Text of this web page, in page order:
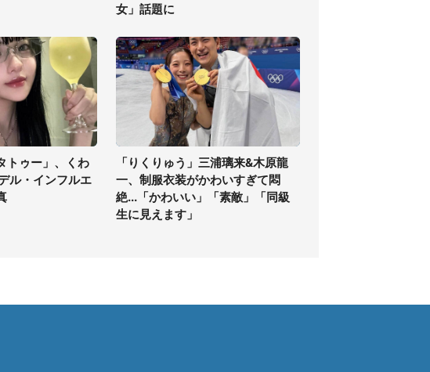
女」話題に
トゥー」、くわ
ル・インフルエ
「りくりゅう」三浦璃来&木原龍
一、制服衣装がかわいすぎて悶
絶...「かわいい」「素敵」「同級
生に見えます」